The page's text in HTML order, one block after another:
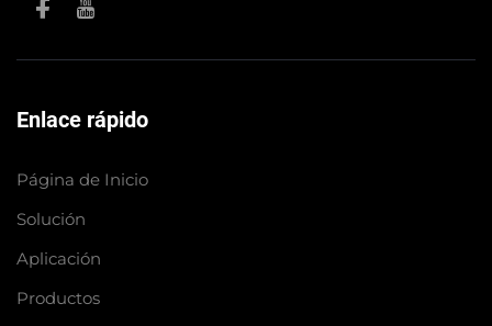
Enlace rápido
Página de Inicio
Solución
Aplicación
Productos